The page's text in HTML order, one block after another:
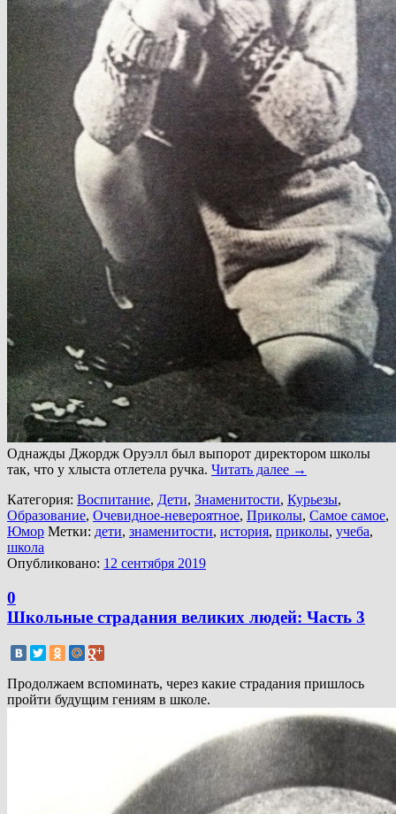
Однажды Джордж Оруэлл был выпорот директором школы
так, что у хлыста отлетела ручка. Читать далее →
Категория: Воспитание, Дети, Знаменитости, Курьезы,
Образование, Очевидное-невероятное, Приколы, Самое самое,
Юмор Метки: дети, знаменитости, история, приколы, учеба,
школа
Опубликовано: 12 сентября 2019
0
Школьные страдания великих людей: Часть 3
Продолжаем вспоминать, через какие страдания пришлось
пройти будущим гениям в школе.